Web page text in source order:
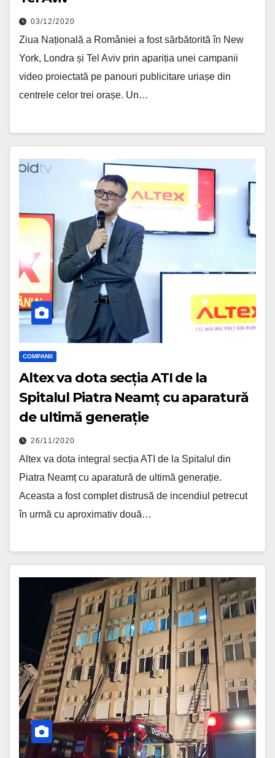
03/12/2020
Ziua Națională a României a fost sărbătorită în New
York, Londra și Tel Aviv prin apariția unei campanii
video proiectată pe panouri publicitare uriașe din
centrele celor trei orașe. Un…
COMPANII
Altex va dota secția ATI de la
Spitalul Piatra Neamț cu aparatură
de ultimă generație
26/11/2020
Altex va dota integral secția ATI de la Spitalul din
Piatra Neamț cu aparatură de ultimă generație.
Aceasta a fost complet distrusă de incendiul petrecut
în urmă cu aproximativ două…